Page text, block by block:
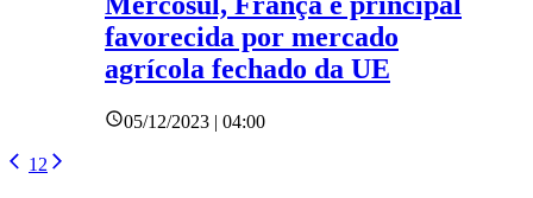
favorecida por mercado
agrícola fechado da UE
05/12/2023 | 04:00
1 2